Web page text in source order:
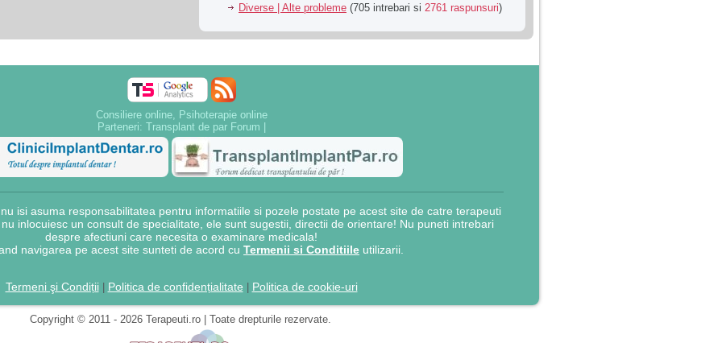
Diverse | Alte probleme (705 intrebari si 2761 raspunsuri)
Consiliere online, Psihoterapie online
Parteneri: Transplant de par Forum
isi asuma responsabilitatea pentru informatiile si pozele postate pe acest site de catre terapeuti
inlocuiesc un consult de specialitate, ele sunt sugestii, directii de orientare! Nu puneti intrebari
despre afectiuni care necesita o examinare medicala!
navigarea pe acest site sunteti de acord cu Termenii si Conditiile utilizarii.
Termeni şi Condiții| Politica de confidențialitate Politica de cookie-uri
Copyright © 2011 - 2026 Terapeuti.ro | Toate drepturile rezervate.